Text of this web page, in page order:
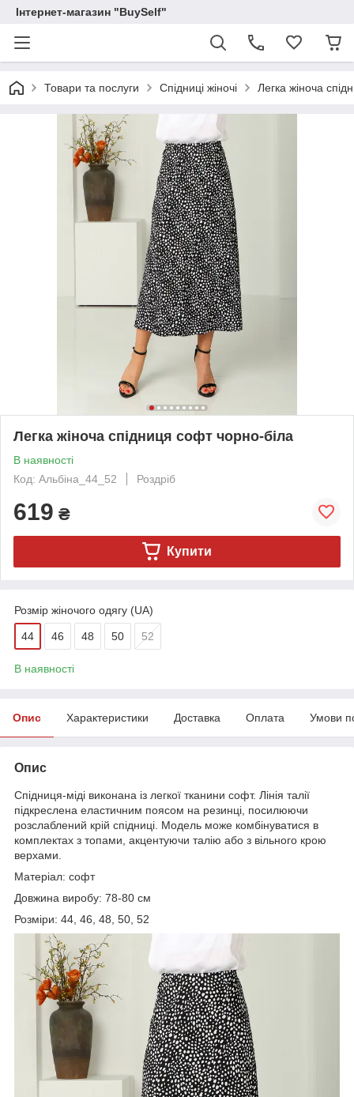
Інтернет-магазин "BuySelf"
Товари та послуги Спідниці жіночі Легка жіноча
Легка жіноча спідниця софт чорно-біла
В наявності
Код: Альбіна_44_52
Роздріб
619 ₴
Купити
Розмір жіночого одягу (UA)
44 46 48 50 52
В наявності
Опис Характеристики Доставка Оплата Умови
Опис
Спідниця-міді виконана із легкої тканини софт. Лінія талії
підкреслена еластичним поясом на резинці, посилюючи
розслаблений крій спідниці. Модель може комбінуватися в
комплектах з топами, акцентуючи талію або з вільного крою
верхами.
Матеріал: софт
Довжина виробу: 78-80 см
Розміри: 44, 46, 48, 50, 52